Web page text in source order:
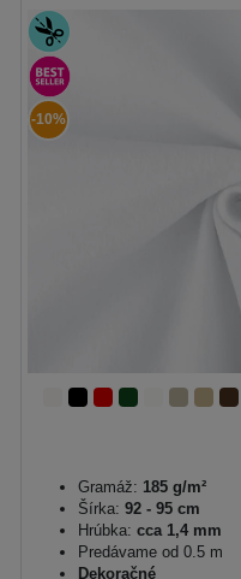
-10%
Gramáž: 185 g/m²
Šírka: 92 - 95 cm
Hrúbka: cca 1,4 mm
Predávame od 0.5 m
Dekoračné